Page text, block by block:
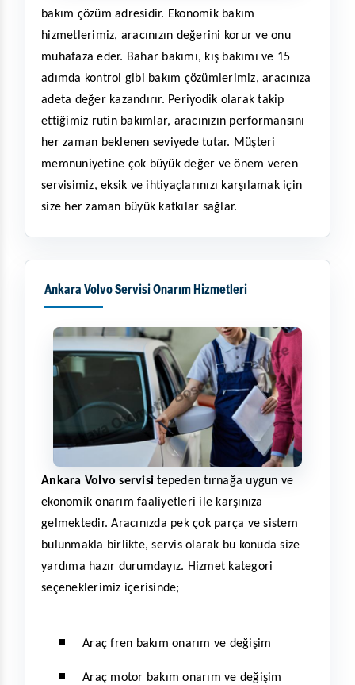
bakım çözüm adresidir. Ekonomik bakım
hizmetlerimiz, aracınızın değerini korur ve onu
muhafaza eder. Bahar bakımı, kış bakımı ve 15
adımda kontrol gibi bakım çözümlerimiz, aracınıza
adeta değer kazandırır. Periyodik olarak takip
ettiğimiz rutin bakımlar, aracınızın performansını
her zaman beklenen seviyede tutar. Müşteri
memnuniyetine çok büyük değer ve önem veren
servisimiz, eksik ve ihtiyaçlarınızı karşılamak için
size her zaman büyük katkılar sağlar.
Ankara Volvo Servisi Onarım Hizmetleri
Ankara Volvo servisi tepeden tırnağa uygun ve
ekonomik onarım faaliyetleri ile karşınıza
gelmektedir. Aracınızda pek çok parça ve sistem
bulunmakla birlikte, servis olarak bu konuda size
yardıma hazır durumdayız. Hizmet kategori
seçeneklerimiz içerisinde;
Araç fren bakım onarım ve değişim
Araç motor bakım onarım ve değişim